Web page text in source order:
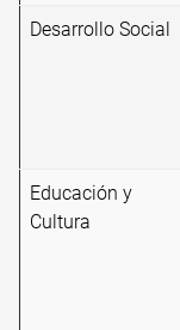
Desarrollo Social
Educación y
Cultura